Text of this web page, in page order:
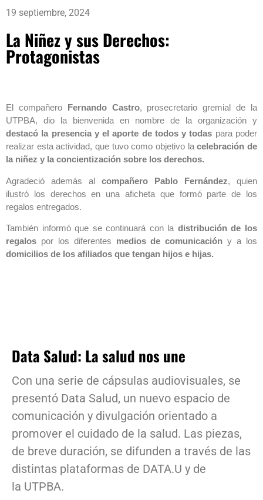
19 septiembre, 2024
La Niñez y sus Derechos:
Protagonistas
El compañero Fernando Castro, prosecretario gremial de la
UTPBA, dio la bienvenida en nombre de la organización y
destacó la presencia y el aporte de todos y todas para poder
realizar esta actividad, que tuvo como objetivo lacelebración de
la niñez y la concientización sobre los derechos.
Agradeció además al compañero Pablo Fernández, quien
ilustró los derechos en una aficheta que formó parte de los
regalos entregados.
También informó que se continuará con la distribución de los
regalos por los diferentes medios de comunicacióny a los
domicilios de los afiliados que tengan hijos e hijas.
Data Salud: La salud nos une
Con una serie de cápsulas audiovisuales, se
presentó Data Salud, un nuevo espacio de
comunicación y divulgación orientado a
promover el cuidado de la salud. Las piezas,
de breve duración, se difunden a través de las
distintas plataformas de DATA.U y de
la UTPBA.